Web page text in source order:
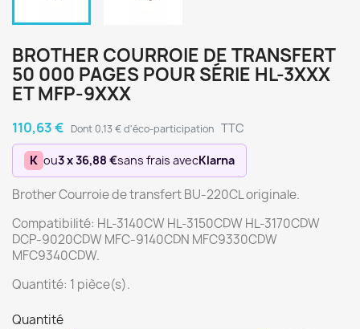
BROTHER COURROIE DE TRANSFERT
50 000 PAGES POUR SÉRIE HL-3XXX
ET MFP-9XXX
110,63 € Dont 0,13 € d'éco-participation TTC
K ou3 x 36,88 €sans frais avecKlarna
Brother Courroie de transfert BU-220CL originale.
Compatibilité: HL-3140CW HL-3150CDW HL-3170CDW
DCP-9020CDW MFC-9140CDN MFC9330CDW
MFC9340CDW.
Quantité: 1 pièce(s).
Quantité